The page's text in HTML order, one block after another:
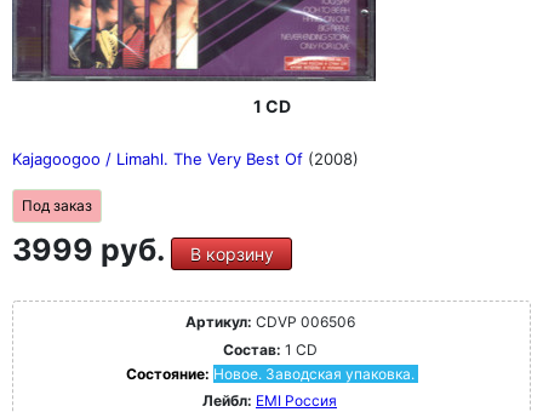
1 CD
Kajagoogoo / Limahl. The Very Best Of (2008)
Под заказ
3999 руб. В корзину
Артикул: CDVP 006506
Состав: 1 CD
Состояние: Новое. Заводская упаковка.
Лейбл: EMI Россия